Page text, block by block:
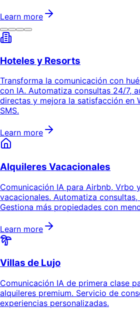
Learn more
Hoteles y Resorts
Transforma la comunicación con
con IA. Automatiza consultas 24/7,
directas y mejora la satisfacción en
SMS.
Learn more
Alquileres Vacacionales
Comunicación IA para Airbnb, Vrbo
vacacionales. Automatiza consultas,
Gestiona más propiedades con
Learn more
Villas de Lujo
Comunicación IA de primera clase
alquileres premium. Servicio de
experiencias personalizadas.